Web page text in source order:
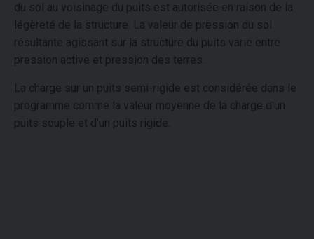
du sol au voisinage du puits est autorisée en raison de la
légèreté de la structure. La valeur de pression du sol
résultante agissant sur la structure du puits varie entre
pression active et pression des terres.
La charge sur un puits semi-rigide est considérée dans le
programme comme la valeur moyenne de la charge d'un
puits souple et d'un puits rigide.